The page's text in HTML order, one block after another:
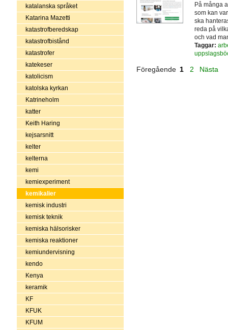
katalanska språket
Katarina Mazetti
katastrofberedskap
katastrofbistånd
katastrofer
katekeser
katolicism
katolska kyrkan
Katrineholm
katter
Keith Haring
kejsarsnitt
kelter
kelterna
kemi
kemiexperiment
kemikalier
kemisk industri
kemisk teknik
kemiska hälsorisker
kemiska reaktioner
kemiundervisning
kendo
Kenya
keramik
KF
KFUK
KFUM
På många
som kan
ska
reda på
och vad
Taggar:
Föregående 1 2 Nästa